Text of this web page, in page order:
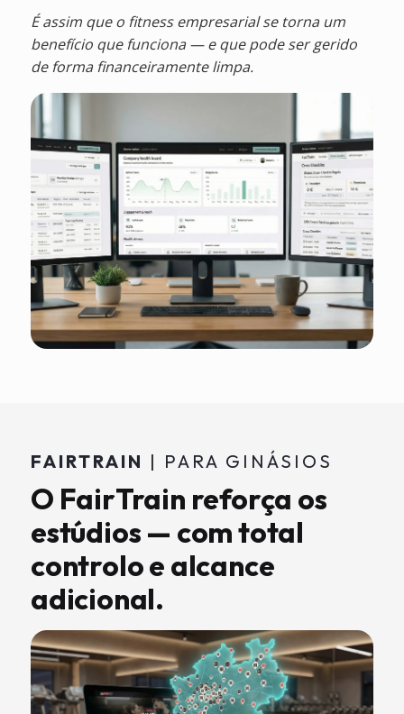
É assim que o fitness empresarial se torna um
benefício que funciona — e que pode ser gerido
de forma financeiramente limpa.
FAIRTRAIN | PARA GINÁSIOS
O FairTrain reforça os
estúdios — com total
controlo e alcance
adicional.